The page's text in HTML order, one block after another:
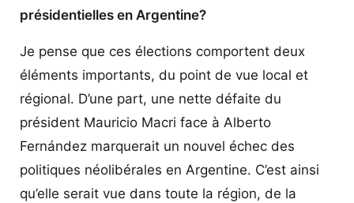
présidentielles en Argentine?
Je pense que ces élections comportent deux
éléments importants, du point de vue local et
régional. D’une part, une nette défaite du
président Mauricio Macri face à Alberto
Fernández marquerait un nouvel échec des
politiques néolibérales en Argentine. C’est ainsi
qu’elle serait vue dans toute la région, de la